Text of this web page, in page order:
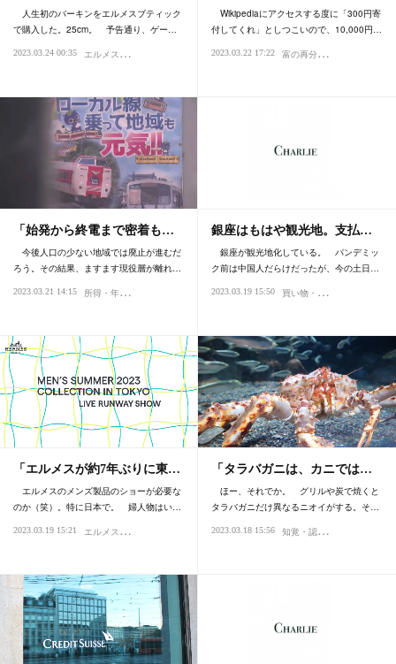
人生初のバーキンをエルメスブティック
で購入した。25cm。 予告通り、ゲー…
2023.03.24 00:35 エ
ルメス・エルパト・ロレックス 買い物・デパート
Wikipediaにアクセスする度に「300円寄
付してくれ」としつこいので、10,000円…
2023.03.22 17:22 富
の再分配
「始発から終電まで密着も…
今後人口の少ない地域では廃止が進むだ
ろう。その結果、ますます現役層が離れ…
2023.03.21 14:15 所
得・年収 時代 価値・値打ち 社会
銀座はもはや観光地。支払…
銀座が観光地化している。 パンデミッ
ク前は中国人だらけだったが、今の土日…
2023.03.19 15:50 買
い物・デパート
「エルメスが約7年ぶりに東…
エルメスのメンズ製品のショーが必要な
のか（笑）。特に日本で。 婦人物はい…
2023.03.19 15:21 エ
ルメス・エルパト・ロレックス 買い物・デパート ファッション・スタイ
「タラバガニは、カニでは…
ほー、それでか。 グリルや炭で焼くと
タラバガニだけ異なるニオイがする。そ…
2023.03.18 15:56 知
覚・認知